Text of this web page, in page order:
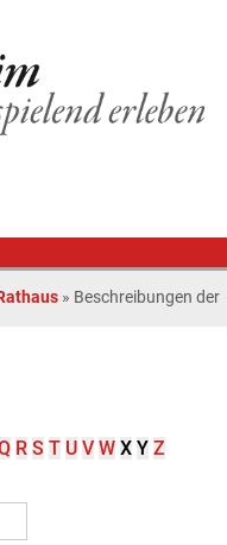
» Beschreibungen der
R S T U V W X Y Z